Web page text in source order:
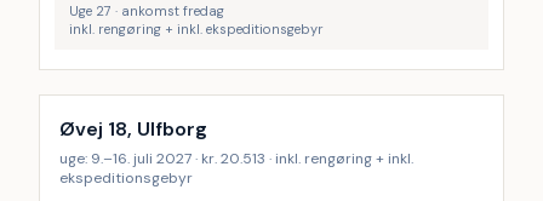
Uge 27 · ankomst fredag
inkl. rengøring + inkl. ekspeditionsgebyr
Inkl. rengøring
Øvej 18, Ulfborg
uge: 9.–16. juli 2027 · kr. 20.513 · inkl. rengøring + inkl.
ekspeditionsgebyr